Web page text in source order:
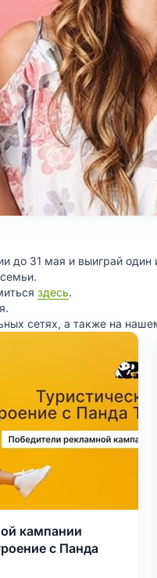
до 31 мая и выиграй
здесь.
сетях, а также на
кампании
с Панда